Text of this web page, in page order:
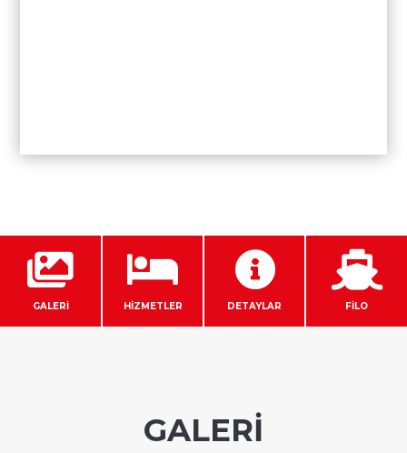

GALERİ

HİZMETLER

DETAYLAR

FİLO
GALERİ